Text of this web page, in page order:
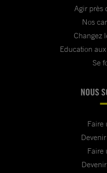
Agir près
Nos
Changez
Education
Se
NOUS
Faire
Faire